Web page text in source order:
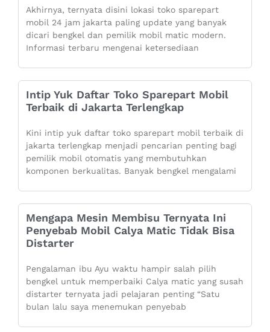
Akhirnya, ternyata disini lokasi toko sparepart
mobil 24 jam jakarta paling update yang banyak
dicari bengkel dan pemilik mobil matic modern.
Informasi terbaru mengenai ketersediaan
Intip Yuk Daftar Toko Sparepart Mobil
Terbaik di Jakarta Terlengkap
Kini intip yuk daftar toko sparepart mobil terbaik di
jakarta terlengkap menjadi pencarian penting bagi
pemilik mobil otomatis yang membutuhkan
komponen berkualitas. Banyak bengkel mengalami
Mengapa Mesin Membisu Ternyata Ini
Penyebab Mobil Calya Matic Tidak Bisa
Distarter
Pengalaman ibu Ayu waktu hampir salah pilih
bengkel untuk memperbaiki Calya matic yang susah
distarter ternyata jadi pelajaran penting “Satu
bulan lalu saya menemukan penyebab